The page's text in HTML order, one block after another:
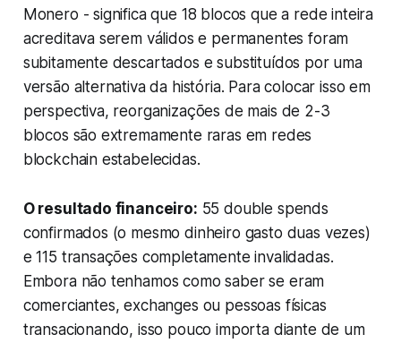
Monero - significa que 18 blocos que a rede inteira
acreditava serem válidos e permanentes foram
subitamente descartados e substituídos por uma
versão alternativa da história. Para colocar isso em
perspectiva, reorganizações de mais de 2-3
blocos são extremamente raras em redes
blockchain estabelecidas.
O resultado financeiro: 55 double spends
confirmados (o mesmo dinheiro gasto duas vezes)
e 115 transações completamente invalidadas.
Embora não tenhamos como saber se eram
comerciantes, exchanges ou pessoas físicas
transacionando, isso pouco importa diante de um